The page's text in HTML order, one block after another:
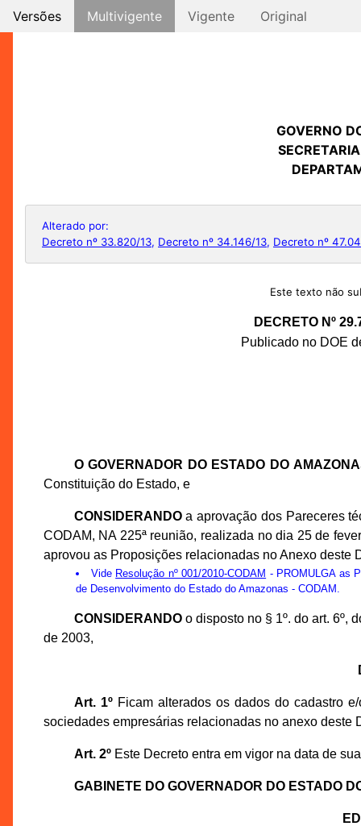
Versões Multivigente Vigente Original
GOVERNO
Alterado por:
Decreto nº 33.820/13, Decreto nº 34.146/13, Decreto nº
Este texto não
DECRETO Nº
Publicado no DOE
O GOVERNADOR DO ESTADO DO
Constituição do Estado, e
CONSIDERANDOa aprovação dos Pareceres
CODAM, NA 225ª reunião, realizada no dia 25 de
aprovou as Proposições relacionadas no Anexo deste
Vide Resolução nº 001/2010-CODAM - PROMULGA as
de Desenvolvimento do Estado do Amazonas - CODAM.
CONSIDERANDOo disposto no § 1º. do art. 6º,
de 2003,
Art. 1ºFicam alterados os dados do cadastro
sociedades empresárias relacionadas no anexo deste
Art. 2ºEste Decreto entra em vigor na data de
GABINETE DO GOVERNADOR DO ESTADO